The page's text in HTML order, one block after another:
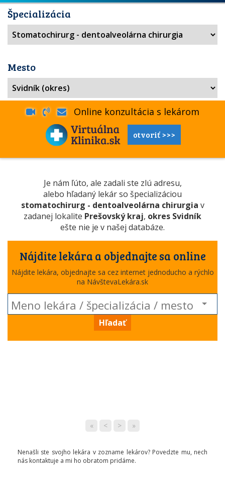
Špecializácia
Mesto
Online konzultácia s lekárom
otvoriť >>>
Je nám ľúto, ale zadali ste zlú adresu,
alebo hľadaný lekár so špecializáciou
stomatochirurg - dentoalveolárna chirurgia v
zadanej lokalite Prešovský kraj, okres Svidník
ešte nie je v našej databáze.
Nájdite lekára a objednajte sa online
Nájdite lekára, objednajte sa cez internet jednoducho a rýchlo
na NávštevaLekára.sk
Hľadať
« < > »
Nenašli ste svojho lekára v zozname lekárov? Povedzte mu, nech
nás kontaktuje a mi ho obratom pridáme.